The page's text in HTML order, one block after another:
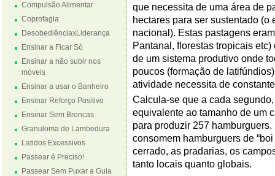
Compulsão Alimentar
Coprofagia
DesobediênciaxLiderança
Ensinar a Ficar Só
Ensinar a não subir nos
móveis
Ensinar a usar o Banheiro
Ensinar Reforço Positivo
Ensinar Sem Broncas
Granuloma de Lambedura
Latidos Excessivos
Passear é Preciso!
Passear Sem Puxar a Guia
que necessita de uma área de
hectares para ser sustentado
nacional). Estas pastagens
Pantanal, florestas tropicais
de um sistema produtivo onde
poucos (formação de
atividade necessita de
Calcula-se que a cada
equivalente ao tamanho de um
para produzir 257
consomem hamburguers de
cerrado, as pradarias, os
tanto locais quanto globais.